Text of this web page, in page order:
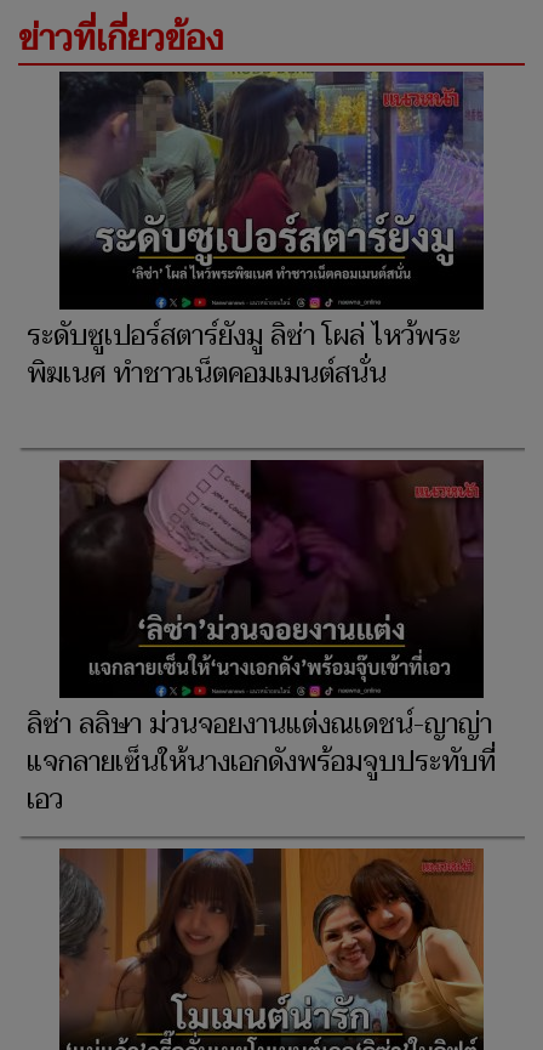
ข่าวที่เกี่ยวข้อง
ระดับซูเปอร์สตาร์ยังมู ลิซ่า โผล่ ไหว้พระ
พิฆเนศ ทำชาวเน็ตคอมเมนต์สนั่น
ลิซ่า ลลิษา ม่วนจอยงานแต่งณเดชน์-ญาญ่า
แจกลายเซ็นให้นางเอกดังพร้อมจูบประทับที่
เอว